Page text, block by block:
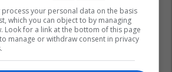
process your personal data on the basis
which you can object to by managing
Look for a link at the bottom of this page
manage or withdraw consent in privacy